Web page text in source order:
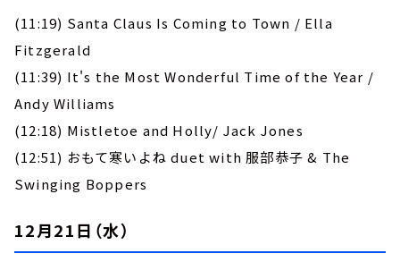
(11:19) Santa Claus Is Coming to Town / Ella
Fitzgerald
(11:39) It's the Most Wonderful Time of the Year /
Andy Williams
(12:18) Mistletoe and Holly/ Jack Jones
(12:51) おもて寒いよね duet with 服部恭子 & The
Swinging Boppers
12月21日（水）